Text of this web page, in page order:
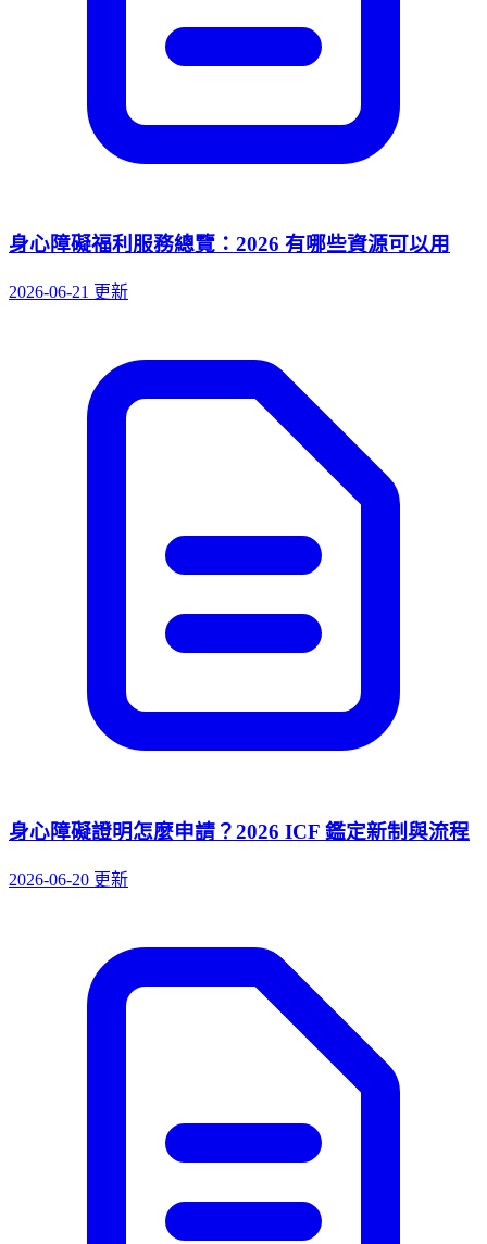
身心障礙福利服務總覽：2026 有哪些資源可以用
2026-06-21 更新
身心障礙證明怎麼申請？2026 ICF 鑑定新制與流程
2026-06-20 更新